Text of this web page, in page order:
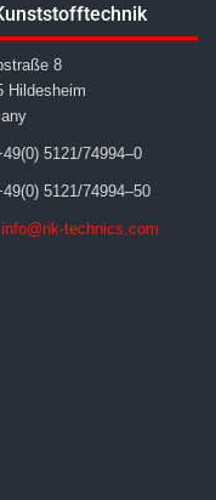
8
Hildesheim
5121/74994–0
5121/74994–50
info@nk-technics.com